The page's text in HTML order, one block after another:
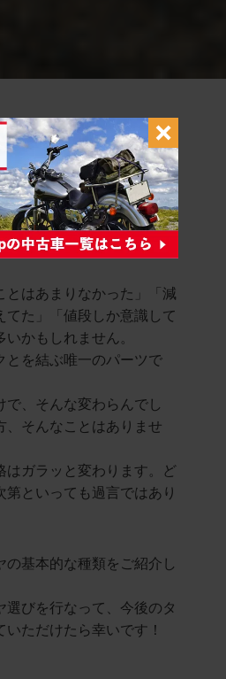
うにタイヤを選んでいます
とはあまりなかった」「減
てた」「値段しか意識して
かもしれません。
とを結ぶ唯一のパーツで
で、そんな変わらんでし
、そんなことはありませ
はガラッと変わります。ど
第といっても過言ではあり
の基本的な種類をご紹介し
選びを行なって、今後のタ
ただけたら幸いです！